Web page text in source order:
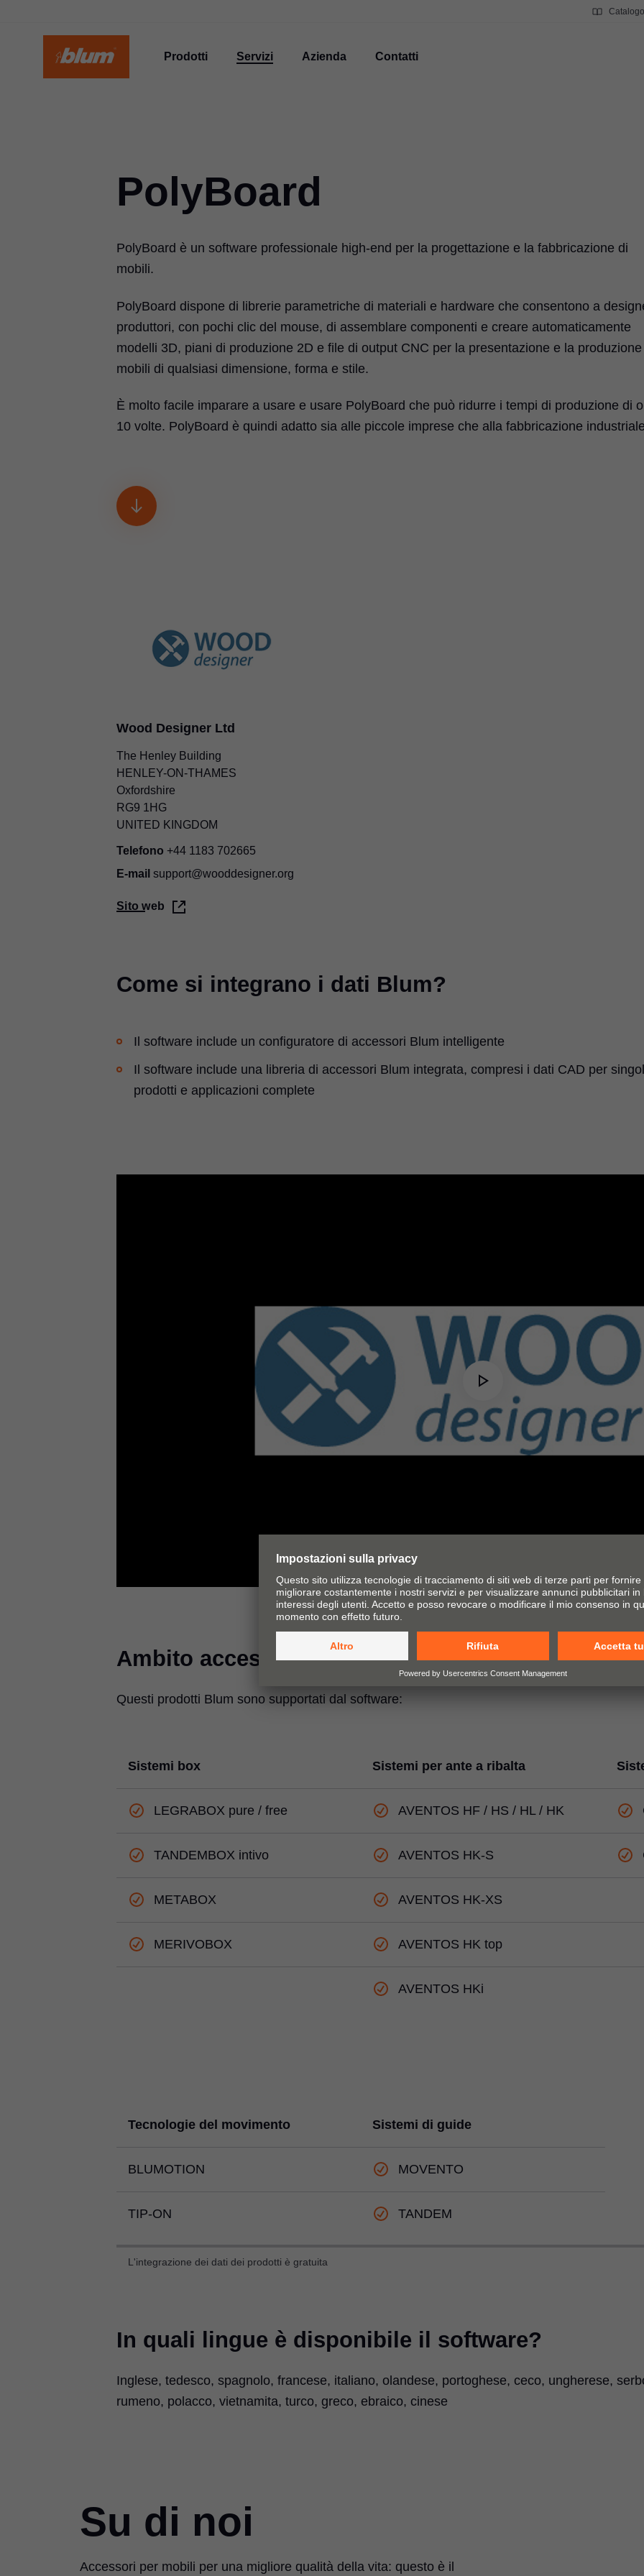
Catalogo
Prodotti Servizi Azienda Contatti
PolyBoard
PolyBoard è un software professionale high-end per la progettazione e la fabbricazione di
mobili.
PolyBoard dispone di librerie parametriche di materiali e hardware che consentono a
produttori, con pochi clic del mouse, di assemblare componenti e creare automaticamente
modelli 3D, piani di produzione 2D e file di output CNC per la presentazione e la
mobili di qualsiasi dimensione, forma e stile.
È molto facile imparare a usare e usare PolyBoard che può ridurre i tempi di produzione di
10 volte. PolyBoard è quindi adatto sia alle piccole imprese che alla fabbricazione
Wood Designer Ltd
The Henley Building
HENLEY-ON-THAMES
Oxfordshire
RG9 1HG
UNITED KINGDOM
Telefono +44 1183 702665
E-mail support@wooddesigner.org
Sito web
Come si integrano i dati Blum?
Il software include un configuratore di accessori Blum intelligente
Il software include una libreria di accessori Blum integrata, compresi i dati CAD per
prodotti e applicazioni complete
Play
Video
Ambito accessori
Questi prodotti Blum sono supportati dal software:
Sistemi box Sistemi per ante a ribalta
LEGRABOX pure / free AVENTOS HF / HS / HL / HK
TANDEMBOX intivo AVENTOS HK-S
METABOX AVENTOS HK-XS
MERIVOBOX AVENTOS HK top
AVENTOS HKi
Tecnologie del movimento Sistemi di guide
BLUMOTION MOVENTO
TIP-ON TANDEM
L'integrazione dei dati dei prodotti è gratuita
In quali lingue è disponibile il software?
Inglese, tedesco, spagnolo, francese, italiano, olandese, portoghese, ceco, ungherese,
rumeno, polacco, vietnamita, turco, greco, ebraico, cinese
Su di noi
Accessori per mobili per una migliore qualità della vita: questo è il